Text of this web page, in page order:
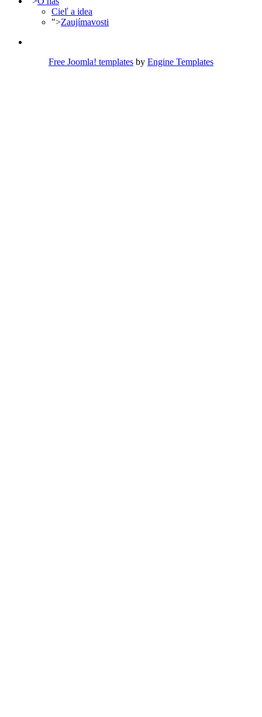
Cieľ a idea
">Zaujímavosti
Free Joomla! templates by Engine Templates